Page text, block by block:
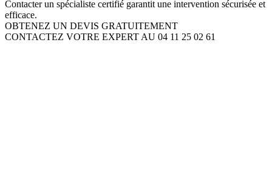
Contacter un spécialiste certifié garantit une intervention sécurisée et
efficace.
OBTENEZ UN DEVIS GRATUITEMENT
CONTACTEZ VOTRE EXPERT AU 04 11 25 02 61